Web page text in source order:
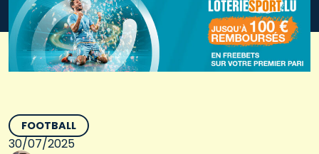
FOOTBALL
30/07/2025